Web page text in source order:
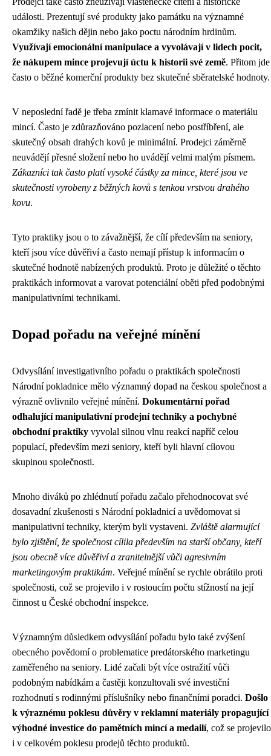
události. Prezentují své produkty jako památku na významné
okamžiky našich dějin nebo jako poctu národním hrdinům.
Využívají emocionální manipulace a vyvolávají v lidech pocit,
že nákupem mince projevují úctu k historii své země. Přitom jde
často o běžné komerční produkty bez skutečné sběratelské hodnoty.
V neposlední řadě je třeba zmínit klamavé informace o materiálu
mincí. Často je zdůrazňováno pozlacení nebo postříbření, ale
skutečný obsah drahých kovů je minimální. Prodejci záměrně
neuvádějí přesné složení nebo ho uvádějí velmi malým písmem.
Zákazníci tak často platí vysoké částky za mince, které jsou ve
skutečnosti vyrobeny z běžných kovů s tenkou vrstvou drahého
kovu.
Tyto praktiky jsou o to závažnější, že cílí především na seniory,
kteří jsou více důvěřiví a často nemají přístup k informacím o
skutečné hodnotě nabízených produktů. Proto je důležité o těchto
praktikách informovat a varovat potenciální oběti před podobnými
manipulativními technikami.
Dopad pořadu na veřejné mínění
Odvysílání investigativního pořadu o praktikách společnosti
Národní pokladnice mělo významný dopad na českou společnost a
výrazně ovlivnilo veřejné mínění. Dokumentární pořad
odhalující manipulativní prodejní techniky a pochybné
obchodní praktiky vyvolal silnou vlnu reakcí napříč celou
populací, především mezi seniory, kteří byli hlavní cílovou
skupinou společnosti.
Mnoho diváků po zhlédnutí pořadu začalo přehodnocovat své
dosavadní zkušenosti s Národní pokladnicí a uvědomovat si
manipulativní techniky, kterým byli vystaveni. Zvláště alarmující
bylo zjištění, že společnost cílila především na starší občany, kteří
jsou obecně více důvěřiví a zranitelnější vůči agresivním
marketingovým praktikám. Veřejné mínění se rychle obrátilo proti
společnosti, což se projevilo i v rostoucím počtu stížností na její
činnost u České obchodní inspekce.
Významným důsledkem odvysílání pořadu bylo také zvýšení
obecného povědomí o problematice predátorského marketingu
zaměřeného na seniory. Lidé začali být více ostražití vůči
podobným nabídkám a častěji konzultovali své investiční
rozhodnutí s rodinnými příslušníky nebo finančními poradci. Došlo
k výraznému poklesu důvěry v reklamní materiály propagující
výhodné investice do pamětních mincí a medailí, což se projevilo
i v celkovém poklesu prodejů těchto produktů.